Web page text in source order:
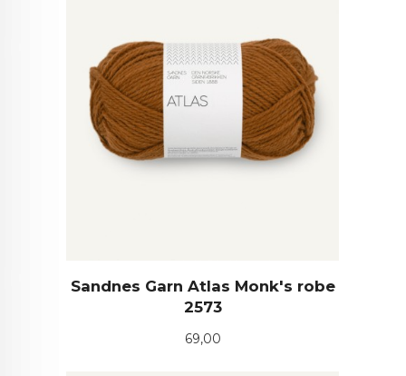
Sandnes Garn Atlas Monk's robe
2573
Pris
69,00